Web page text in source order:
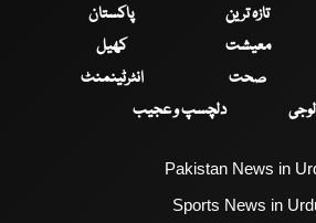
تازہ ترین
پاکستان
معیشت
کھیل
صحت
انٹرٹینمنٹ
دلچسپ و عجیب
Pakistan News in
Sports News in